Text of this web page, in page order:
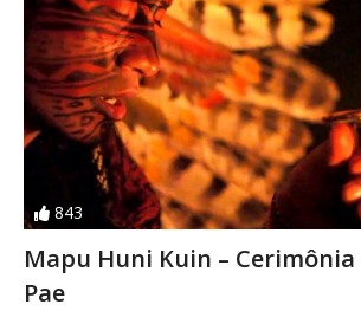
843
Mapu Huni Kuin –
Pae